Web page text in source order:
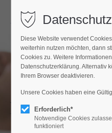
Neustifter
Diese Website verwendet
weiterhin nutzen möchten, dann
Cookies zu. Weitere
Datenschutzerklärung. Alternativ
Ihrem Browser deaktivieren.
Unsere Cookies haben eine
Erforderlich*
Notwendige Cookies
funktioniert